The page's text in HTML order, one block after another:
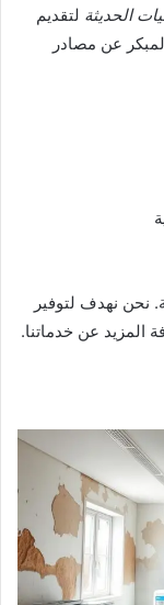
الحديثة لتقديم
عن مصادر
نحن نهدف لتوفير
المزيد عن خدماتنا.